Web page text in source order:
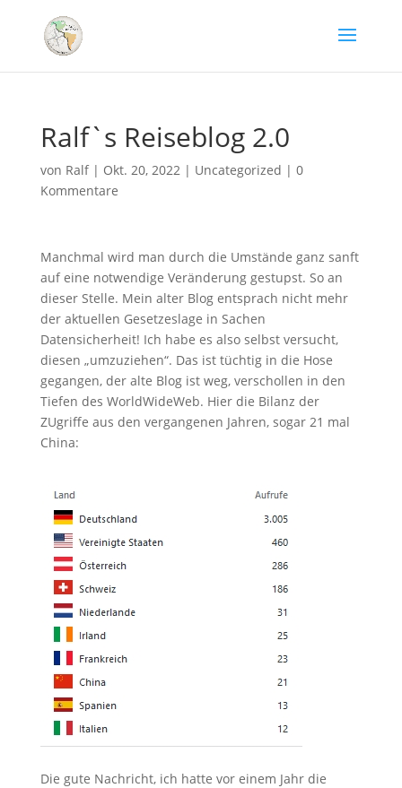
Ralf`s Reiseblog 2.0
von Ralf| Okt. 20, 2022| Uncategorized | 0
Kommentare
Manchmal wird man durch die Umstände ganz sanft
auf eine notwendige Veränderung gestupst. So an
dieser Stelle. Mein alter Blog entsprach nicht mehr
der aktuellen Gesetzeslage in Sachen
Datensicherheit! Ich habe es also selbst versucht,
diesen „umzuziehen“. Das ist tüchtig in die Hose
gegangen, der alte Blog ist weg, verschollen in den
Tiefen des WorldWideWeb. Hier die Bilanz der
ZUgriffe aus den vergangenen Jahren, sogar 21 mal
China:
Die gute Nachricht, ich hatte vor einem Jahr die